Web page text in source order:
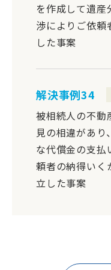
を作成して遺産
渉によりご依頼
した事案
解決事例34
被相続人の不動
見の相違があり
な代償金の支払
頼者の納得いく
立した事案